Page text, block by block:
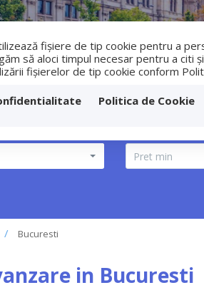
fişiere de tip cookie pentru a
să aloci timpul necesar pentru a citi
fişierelor de tip cookie conform
Politica de Cookie
Bucuresti
in Bucuresti